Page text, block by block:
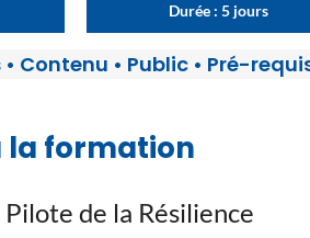
Durée : 5 jours
• Contenu • Public• Pré-
la formation
de la Résilience